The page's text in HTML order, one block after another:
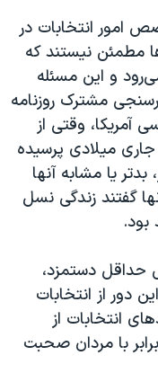
امور انتخابات در
مطمئن نیستند که
و این مسئله
مشترک روزنامه
آمریکا، وقتی از
میلادی پرسیده
یا مشابه آنها
گفتند زندگی نسل
حداقل دستمزد،
دور از انتخابات
انتخابات از
با مردان صحبت